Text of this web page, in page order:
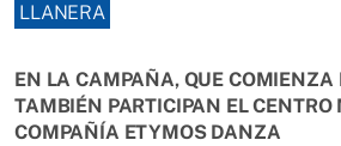
LLANERA
EN LA CAMPAÑA, QUE COMIENZA
TAMBIÉN PARTICIPAN EL CENTRO
COMPAÑÍA ETYMOS DANZA